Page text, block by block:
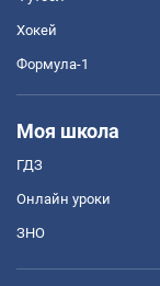
Хокей
Формула-1
Моя школа
ГДЗ
Онлайн уроки
ЗНО